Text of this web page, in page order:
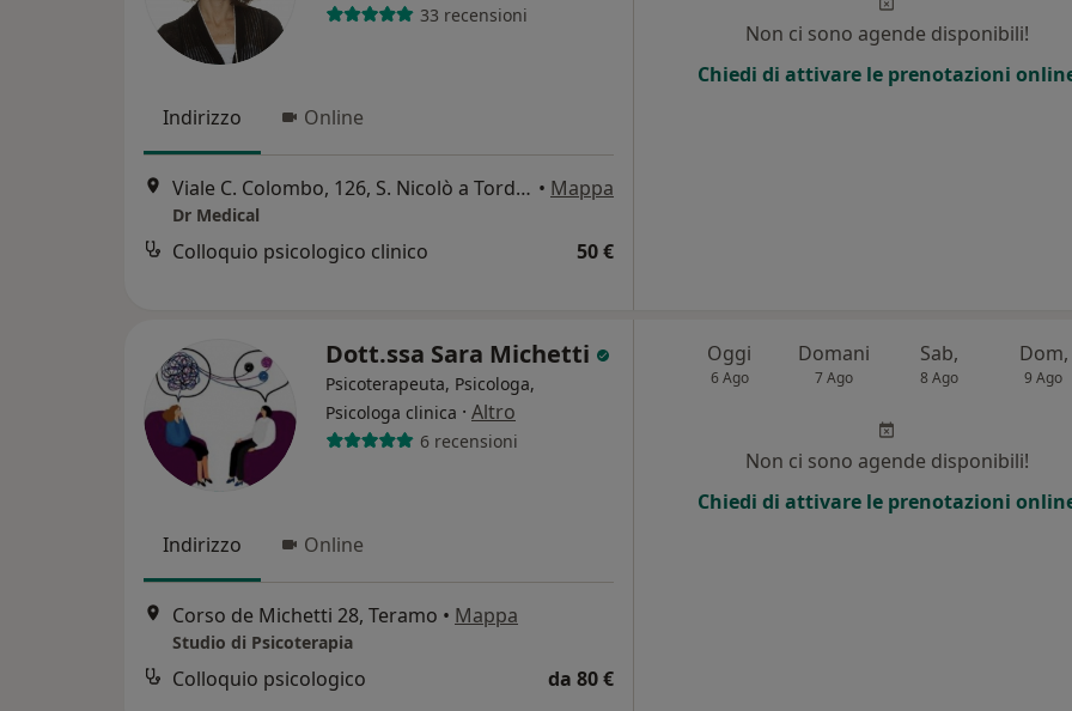
33 recensioni
Indirizzo Online
Viale C. Colombo, 126, S. Nicolò a Tordino, Teramo TE, Italia, Teramo • Mappa
Dr Medical
Colloquio psicologico clinico 50 €
Non ci sono agende disponibili!
Chiedi di attivare le prenotazioni
Dott.ssa Sara Michetti
Psicoterapeuta, Psicologa,
Psicologa clinica · Altro
6 recensioni
Indirizzo Online
Corso de Michetti 28, Teramo • Mappa
Studio di Psicoterapia
Colloquio psicologico da 80 €
Oggi
6 Ago
Domani
7 Ago
Sab,
8 Ago
Dom,
9 Ago
Non ci sono agende disponibili!
Chiedi di attivare le prenotazioni